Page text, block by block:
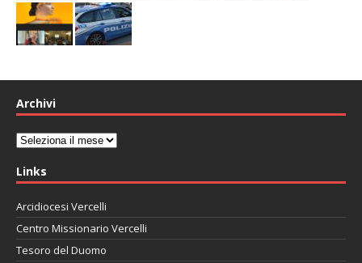
Archivi
Archivi
Links
Arcidiocesi Vercelli
Centro Missionario Vercelli
Tesoro del Duomo